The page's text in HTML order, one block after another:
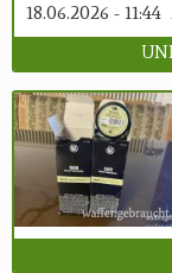
18.06.2026 - 11:44